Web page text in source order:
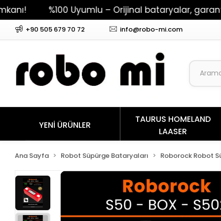
%100 Uyumlu – Orijinal bataryalar, garantili
+90 505 679 70 72 info@robo-mi.com
YENİ ÜRÜNLER
TAURUS HOMELAND
LAASER
Ana Sayfa Robot Süpürge Bataryaları Roborock Robot